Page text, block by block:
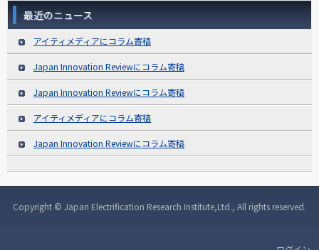
最近のニュース
アイティメディアにコラム寄稿
Japan Innovation Reviewにコラム寄稿
Japan Innovation Reviewにコラム寄稿
アイティメディアにコラム寄稿
Japan Innovation Reviewにコラム寄稿
Copyright © Japan Electrification Research Institute,Ltd., All rights reserved.